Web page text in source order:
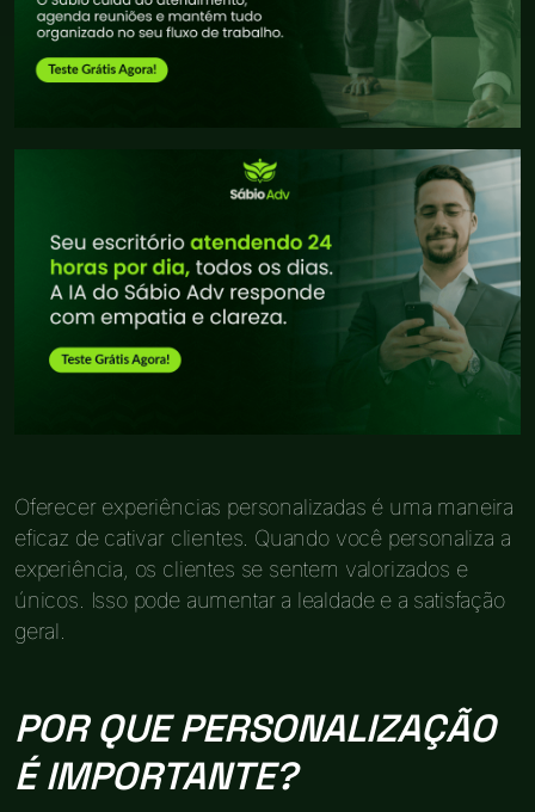
Oferecer experiências personalizadas é uma maneira
eficaz de cativar clientes. Quando você personaliza a
experiência, os clientes se sentem valorizados e
únicos. Isso pode aumentar a lealdade e a satisfação
geral.
POR QUE PERSONALIZAÇÃO
É IMPORTANTE?